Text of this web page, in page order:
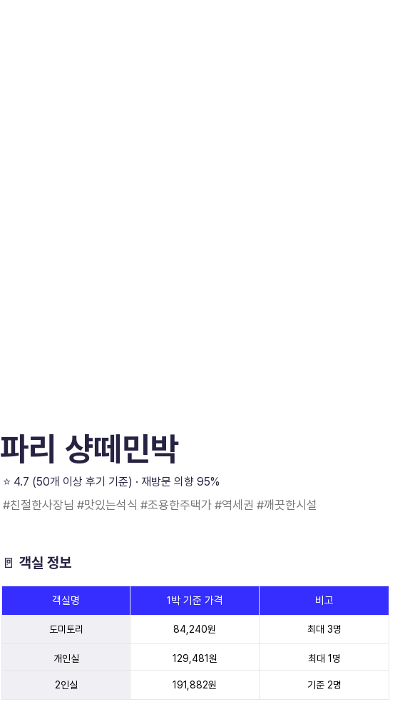
파리 샹떼민박
⭐️ 4.7 (50개 이상 후기 기준) · 재방문 의향 95%
#친절한사장님 #맛있는석식 #조용한주택가 #역세권 #깨끗한시설
🚪 객실 정보
객실명 1박 기준 가격 비고
도미토리 84,240원 최대 3명
개인실 129,481원 최대 1명
2인실 191,882원 기준 2명